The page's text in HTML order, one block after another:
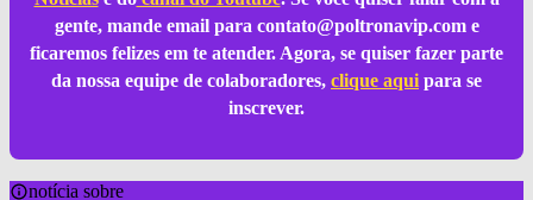
gente, mande email para contato@poltronavip.come
ficaremos felizes em te atender. Agora, se quiser fazer parte
da nossa equipe de colaboradores, clique aqui para se
inscrever.
notícia sobre